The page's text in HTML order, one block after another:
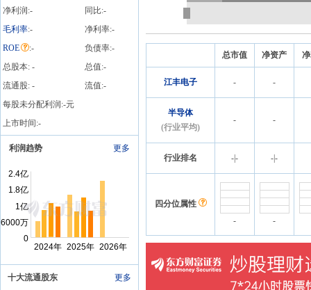
申和投资有限公司(以下简
立上海芯联启辰二期私募
投资基金合伙企业(有限合
伙)(以下简称“芯联启辰二
金”)。芯联启辰二期基金认
缴出资总额为人民币78,100
认缴出资总额的6.40%。
净利润:- 同比:-
毛利率:- 净利率:-
ROE
:- 负债率:-
总股本: - 总值:-
流通股: - 流值:-
每股未分配利润:-元
上市时间:-
利润趋势 更多
十大流通股东 更多
总市值 净资产
江丰电子 - -
半导体
(行业平均)
- -
行业排名 -- --
四分位属性
-
-